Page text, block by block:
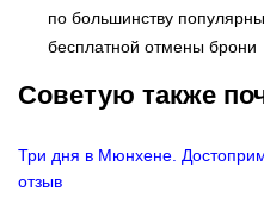
по большинству
бесплатной отмены брони
Советую также
Три дня в Мюнхене.
отзыв